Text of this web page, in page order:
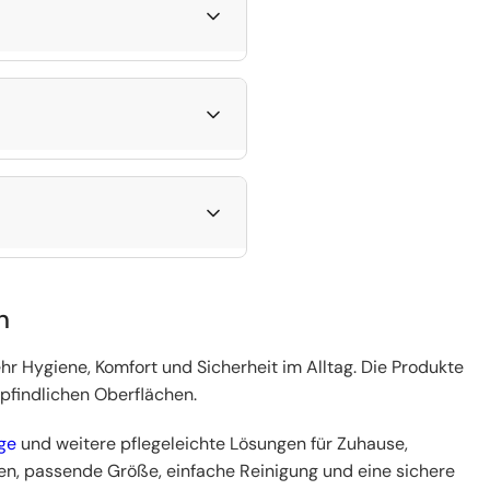
werden. Ein
Je nach Bedarf
und rutschfester
Hygiene, Komfort und Sicherheit im Alltag. Die Produkte
Oberflächen.
und weitere pflegeleichte Lösungen für Zuhause,
passende Größe, einfache Reinigung und eine sichere